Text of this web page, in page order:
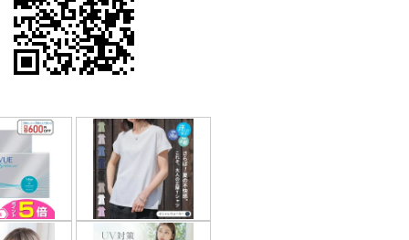
はマジメに受け取らないで